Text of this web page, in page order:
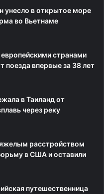
унесло в открытое море
во Вьетнаме
странами
поезда впервые за 38 лет
в Таиланд от
через реку
расстройством
в США и оставили
путешественница